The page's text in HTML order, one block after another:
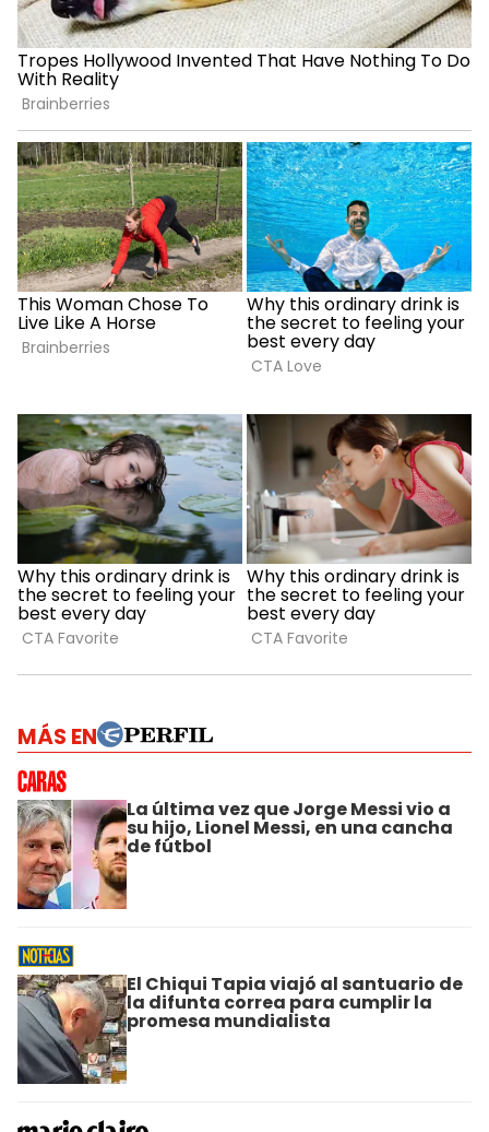
MÁS EN
La última vez que Jorge Messi vio a
su hijo, Lionel Messi, en una cancha
de fútbol
El Chiqui Tapia viajó al santuario de
la difunta correa para cumplir la
promesa mundialista